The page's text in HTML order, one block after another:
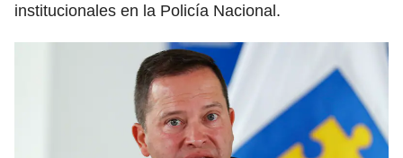
institucionales en la Policía Nacional.